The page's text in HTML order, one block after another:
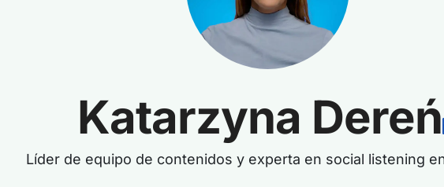
Katarzyna Dereń
Líder de equipo de contenidos y experta en social listening